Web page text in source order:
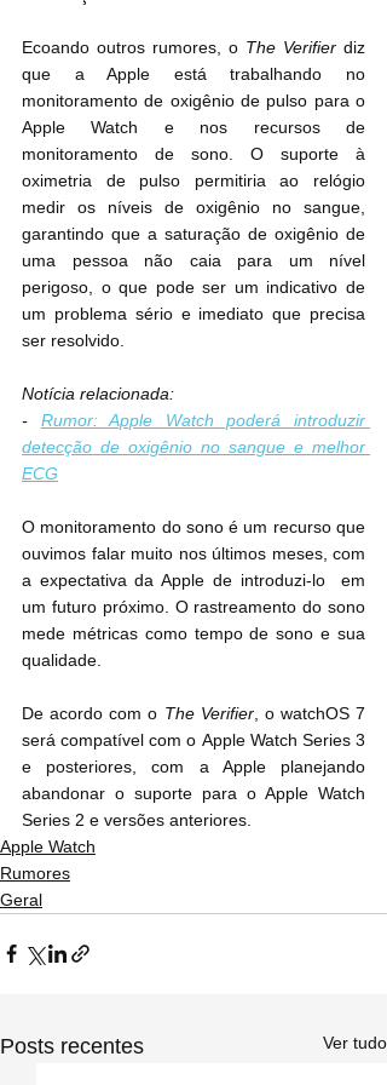
Ecoando outros rumores, o The Verifier diz
que a Apple está trabalhando no
monitoramento de oxigênio de pulso para o
Apple Watch e nos recursos de
monitoramento de sono. O suporte à
oximetria de pulso permitiria ao relógio
medir os níveis de oxigênio no sangue,
garantindo que a saturação de oxigênio de
uma pessoa não caia para um nível
perigoso, o que pode ser um indicativo de
um problema sério e imediato que precisa
ser resolvido.
Notícia relacionada:
- Rumor: Apple Watch poderá introduzir
detecção de oxigênio no sangue e melhor
ECG
O monitoramento do sono é um recurso que
ouvimos falar muito nos últimos meses, com
a expectativa da Apple de introduzi-lo  em
um futuro próximo. O rastreamento do sono
mede métricas como tempo de sono e sua
qualidade.
De acordo com o The Verifier, o watchOS 7
será compatível com o ‌Apple Watch‌ Series 3
e posteriores, com a Apple planejando
abandonar o suporte para o Apple Watch
Series 2 e versões anteriores.
Apple Watch
Rumores
Geral
Posts recentes Ver tudo